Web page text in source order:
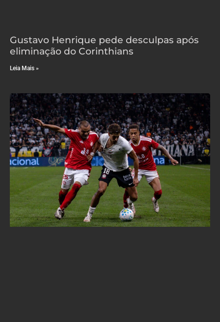
Gustavo Henrique pede desculpas após
eliminação do Corinthians
Leia Mais »